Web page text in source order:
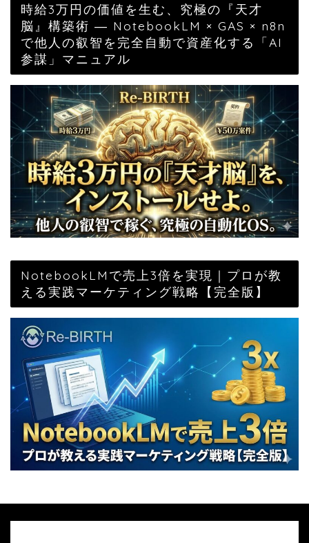
時給3万円の価値を生む、究極の『天才
脳』構築術 ― NotebookLM × GAS × n8n
で他人の叡智を完全自動で資産化する「AI
参謀」マニュアル
NotebookLMで売上3倍を実現｜プロが教
える実践マーケティング戦略【完全版】